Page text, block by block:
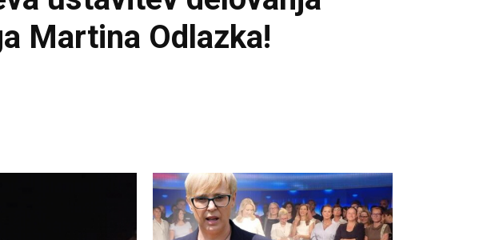
Martina Odlazka!